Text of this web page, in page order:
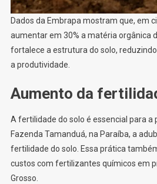
Dados da Embrapa mostram que, em
aumentar em 30% a matéria orgânica
fortalece a estrutura do solo,
a produtividade.
Aumento da
A fertilidade do solo é essencial para a
Fazenda Tamanduá, na Paraíba, a
fertilidade do solo. Essa prática
custos com fertilizantes químicos em
Grosso.